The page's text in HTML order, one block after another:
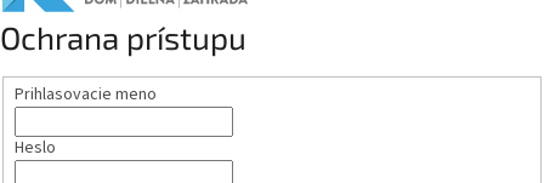
Ochrana prístupu
Prihlasovacie meno
Heslo